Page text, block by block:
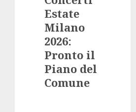
Estate
Milano
2026:
Pronto il
Piano del
Comune